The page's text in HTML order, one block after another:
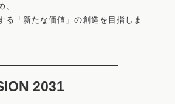
、
る「新たな価値」の創造を目指しま
2031